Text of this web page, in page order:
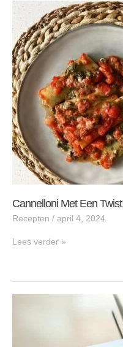
Cannelloni Met Een
Recepten / april 4, 2024
Cannelloni
een
twist!
Lees verder »